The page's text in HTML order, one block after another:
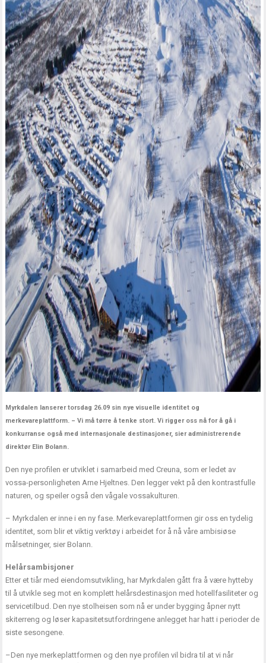
Myrkdalen lanserer torsdag 26.09 sin nye visuelle identitet og
merkevareplattform. – Vi må tørre å tenke stort. Vi rigger oss nå for å gå i
konkurranse også med internasjonale destinasjoner, sier administrerende
direktør Elin Bolann.
Den nye profilen er utviklet i samarbeid med Creuna, som er ledet av
vossa-personligheten Arne Hjeltnes. Den legger vekt på den kontrastfulle
naturen, og speiler også den vågale vossakulturen.
– Myrkdalen er inne i en ny fase. Merkevareplattformen gir oss en tydelig
identitet, som blir et viktig verktøy i arbeidet for å nå våre ambisiøse
målsetninger, sier Bolann.
Helårsambisjoner
Etter et tiår med eiendomsutvikling, har Myrkdalen gått fra å være hytteby
til å utvikle seg mot en komplett helårsdestinasjon med hotellfasiliteter og
servicetilbud. Den nye stolheisen som nå er under bygging åpner nytt
skiterreng og løser kapasitetsutfordringene anlegget har hatt i perioder de
siste sesongene.
–Den nye merkeplattformen og den nye profilen vil bidra til at vi når